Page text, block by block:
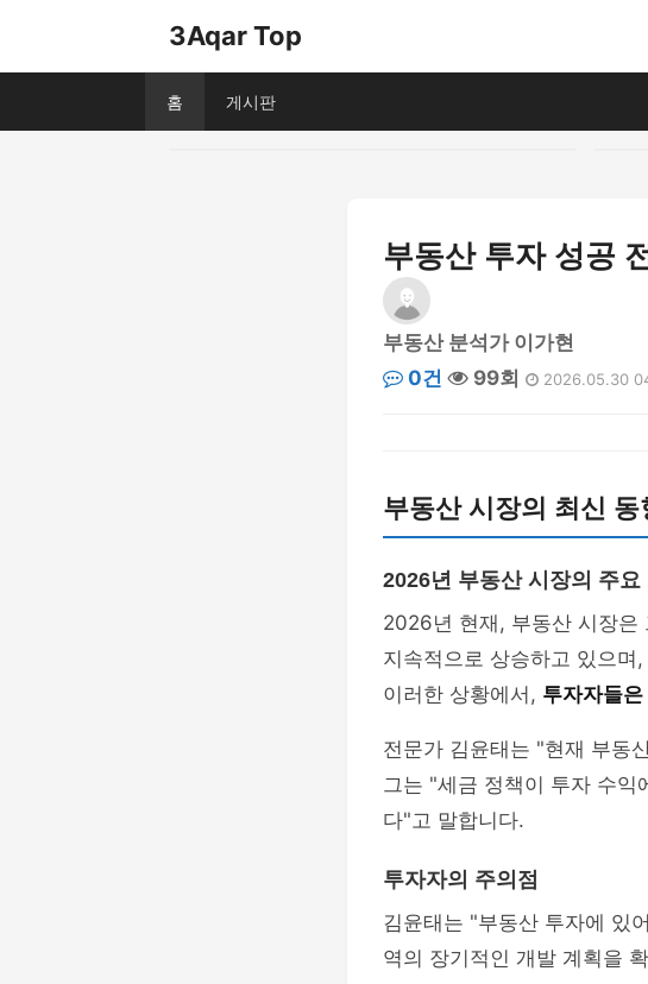
3Aqar Top
홈 게시판
부동산 투자 성공
부동산 분석가 이가현
0건
99회 2026.05.30
부동산 시장의 최신 동
2026년 부동산 시장의 주요
2026년 현재, 부동산 시장은
지속적으로 상승하고 있으며,
이러한 상황에서, 투자자들
전문가 김윤태는 "현재 부동
그는 "세금 정책이 투자 수익
다"고 말합니다.
투자자의 주의점
김윤태는 "부동산 투자에 있
역의 장기적인 개발 계획을